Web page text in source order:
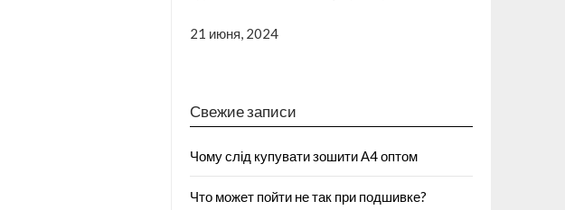
21 июня, 2024
Свежие записи
Чому слід купувати зошити А4 оптом
Что может пойти не так при подшивке?